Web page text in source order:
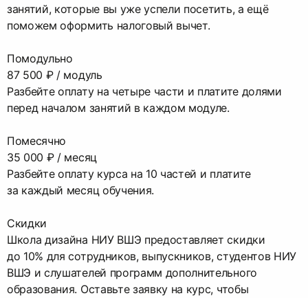
занятий, которые вы уже успели посетить, а ещё
поможем оформить налоговый вычет.
Помодульно
87 500 ₽ / модуль
Разбейте оплату на четыре части и платите долями
перед началом занятий в каждом модуле.
Помесячно
35 000 ₽ / месяц
Разбейте оплату курса на 10 частей и платите
за каждый месяц обучения.
Скидки
Школа дизайна НИУ ВШЭ предоставляет скидки
до 10% для сотрудников, выпускников, студентов НИУ
ВШЭ и слушателей программ дополнительного
образования. Оставьте заявку на курс, чтобы